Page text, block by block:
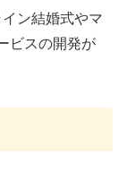
イン結婚式やマ
ビスの開発が